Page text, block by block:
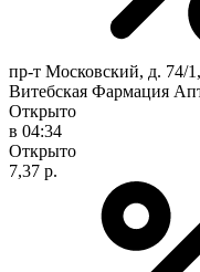
пр-т Московский, д. 74/
Витебская Фармация
Открыто
в 04:34
Открыто
7,37 р.